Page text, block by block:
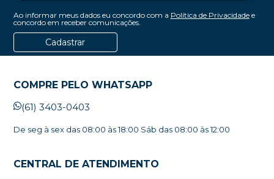
Ao informar meus dados eu concordo com a Política de Privacidadee
concordo em receber comunicações.
Cadastrar
COMPRE PELO WHATSAPP
(61) 3403-0403
De seg à sex das 08:00 às 18:00 Sáb das 08:00 às 12:00
CENTRAL DE ATENDIMENTO